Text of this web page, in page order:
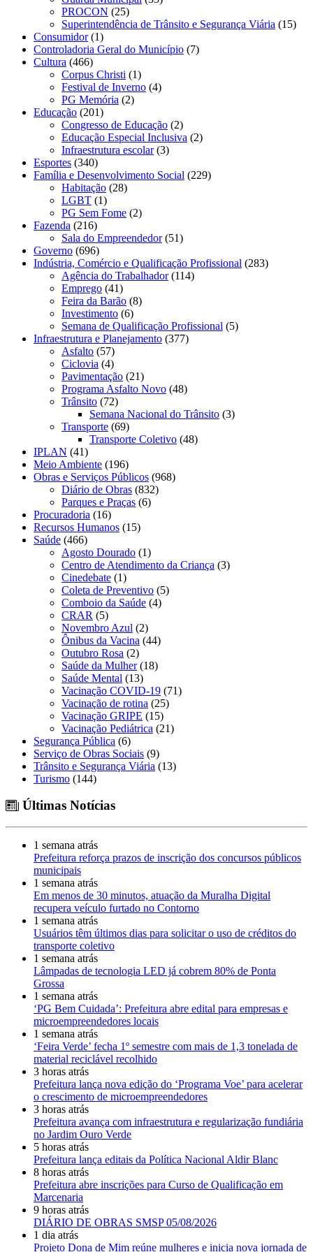
PROCON (25)
Superintendência de Trânsito e Segurança Viária (15)
Consumidor(1)
Controladoria Geral do Município (7)
Cultura (466)
Corpus Christi (1)
Festival de Inverno (4)
PG Memória (2)
Educação (201)
Congresso de Educação (2)
Educação Especial Inclusiva (2)
Infraestrutura escolar(3)
Esportes (340)
Família e Desenvolvimento Social (229)
Habitação (28)
LGBT (1)
PG Sem Fome (2)
Fazenda (216)
Sala do Empreendedor(51)
Governo (696)
Indústria, Comércio e Qualificação Profissional (283)
Agência do Trabalhador(114)
Emprego (41)
Feira da Barão (8)
Investimento (6)
Semana de Qualificação Profissional (5)
Infraestrutura e Planejamento (377)
Asfalto (57)
Ciclovia (4)
Pavimentação (21)
Programa Asfalto Novo (48)
Trânsito (72)
Semana Nacional do Trânsito (3)
Transporte (69)
Transporte Coletivo (48)
IPLAN (41)
Meio Ambiente (196)
Obras e Serviços Públicos (968)
Diário de Obras (832)
Parques e Praças (6)
Procuradoria (16)
Recursos Humanos (15)
Saúde (466)
Agosto Dourado (1)
Centro de Atendimento da Criança (3)
Cinedebate (1)
Coleta de Preventivo (5)
Comboio da Saúde (4)
CRAR (5)
Novembro Azul (2)
Ônibus da Vacina (44)
Outubro Rosa (2)
Saúde da Mulher(18)
Saúde Mental (13)
Vacinação COVID-19 (71)
Vacinação de rotina (25)
Vacinação GRIPE (15)
Vacinação Pediátrica (21)
Segurança Pública (6)
Serviço de Obras Sociais (9)
Trânsito e Segurança Viária (13)
Turismo (144)
Últimas Notícias
1 semana atrás
Prefeitura reforça prazos de inscrição dos concursos públicos
municipais
1 semana atrás
Em menos de 30 minutos, atuação da Muralha Digital
recupera veículo furtado no Contorno
1 semana atrás
Usuários têm últimos dias para solicitar o uso de créditos do
transporte coletivo
1 semana atrás
Lâmpadas de tecnologia LED já cobrem 80% de Ponta
Grossa
1 semana atrás
‘PG Bem Cuidada’: Prefeitura abre edital para empresas e
microempreendedores locais
1 semana atrás
‘Feira Verde’ fecha 1º semestre com mais de 1,3 tonelada de
material reciclável recolhido
3 horas atrás
Prefeitura lança nova edição do ‘Programa Voe’ para acelerar
o crescimento de microempreendedores
3 horas atrás
Prefeitura avança com infraestrutura e regularização fundiária
no Jardim Ouro Verde
5 horas atrás
Prefeitura lança editais da Política Nacional Aldir Blanc
8 horas atrás
Prefeitura abre inscrições para Curso de Qualificação em
Marcenaria
9 horas atrás
DIÁRIO DE OBRAS SMSP 05/08/2026
1 dia atrás
Projeto Dona de Mim reúne mulheres e inicia nova jornada de